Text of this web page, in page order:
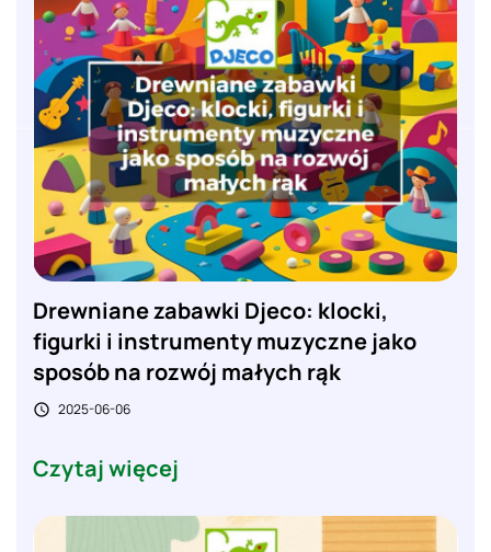
Drewniane zabawki Djeco: klocki,
figurki i instrumenty muzyczne jako
sposób na rozwój małych rąk
 2025-06-06
Czytaj więcej